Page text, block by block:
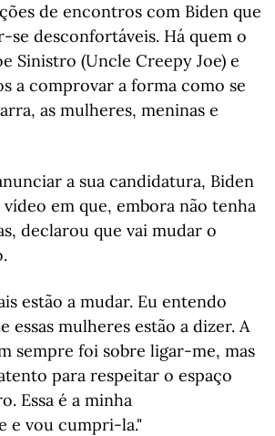
de encontros com Biden que
se desconfortáveis. Há quem o
Sinistro (Uncle Creepy Joe) e
a comprovar a forma como se
as mulheres, meninas e
a sua candidatura, Biden
em que, embora não tenha
declarou que vai mudar o
estão a mudar. Eu entendo
essas mulheres estão a dizer. A
sempre foi sobre ligar-me, mas
para respeitar o espaço
Essa é a minha
e vou cumpri-la."